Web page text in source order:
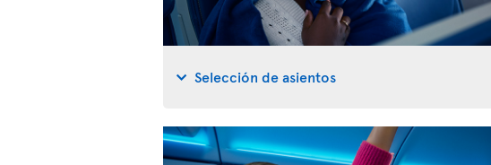
Selección de asientos